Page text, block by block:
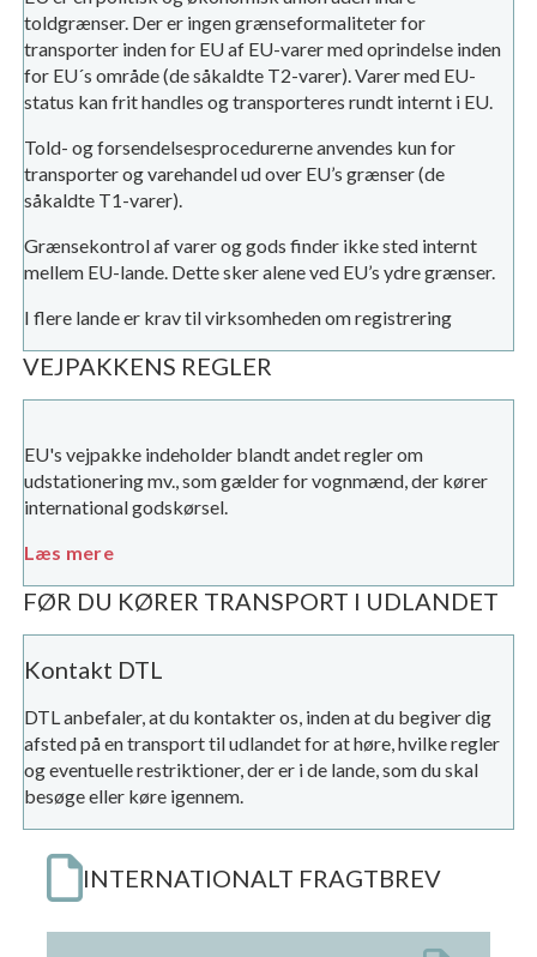
toldgrænser. Der er ingen grænseformaliteter for
transporter inden for EU af EU-varer med oprindelse inden
for EU´s område (de såkaldte T2-varer). Varer med EU-
status kan frit handles og transporteres rundt internt i EU.
Told- og forsendelsesprocedurerne anvendes kun for
transporter og varehandel ud over EU’s grænser (de
såkaldte T1-varer).
Grænsekontrol af varer og gods finder ikke sted internt
mellem EU-lande. Dette sker alene ved EU’s ydre grænser.
I flere lande er krav til virksomheden om registrering
VEJPAKKENS REGLER
EU's vejpakke indeholder blandt andet regler om
udstationering mv., som gælder for vognmænd, der kører
international godskørsel.
Læs mere
FØR DU KØRER TRANSPORT I UDLANDET
Kontakt DTL
DTL anbefaler, at du kontakter os, inden at du begiver dig
afsted på en transport til udlandet for at høre, hvilke regler
og eventuelle restriktioner, der er i de lande, som du skal
besøge eller køre igennem.
INTERNATIONALT FRAGTBREV